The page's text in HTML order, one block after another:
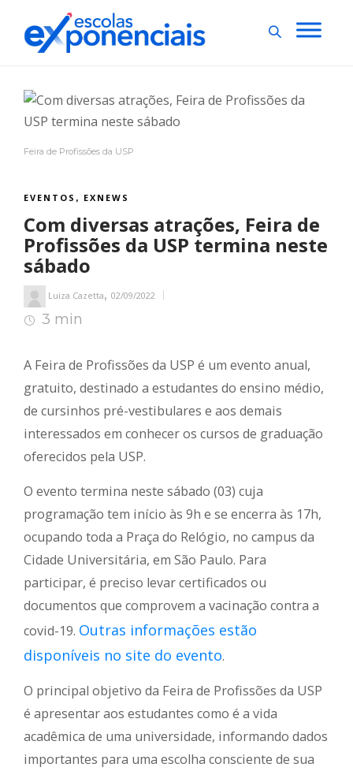
Feira de Profissões da USP
EVENTOS , EXNEWS
Com diversas atrações, Feira de
Profissões da USP termina neste
sábado
Luiza Cazetta, 02/09/2022
3 min
A Feira de Profissões da USP é um evento anual,
gratuito, destinado a estudantes do ensino médio,
de cursinhos pré-vestibulares e aos demais
interessados em conhecer os cursos de graduação
oferecidos pela USP.
O evento termina neste sábado (03) cuja
programação tem início às 9h e se encerra às 17h,
ocupando toda a Praça do Relógio, no campus da
Cidade Universitária, em São Paulo. Para
participar, é preciso levar certificados ou
documentos que comprovem a vacinação contra a
covid-19. Outras informações estão
disponíveis no site do evento.
O principal objetivo da Feira de Profissões da USP
é apresentar aos estudantes como é a vida
acadêmica de uma universidade, informando dados
importantes para uma escolha consciente de sua